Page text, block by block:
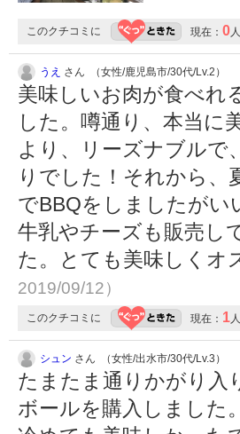
このクチコミに 現在： 0人
うえ さん （女性/鹿児島市/30代/Lv.2）
美味しいお肉が食べれ
した。噂通り、本当に
より、リーズナブルで
りでした！それから、
でBBQをしましたがい
牛乳やチーズも販売し
た。とても美味しく
2019/09/12）
このクチコミに 現在： 1人
シュン さん （女性/出水市/30代/Lv.3）
たまたま通りかがり入
ボールを購入しました